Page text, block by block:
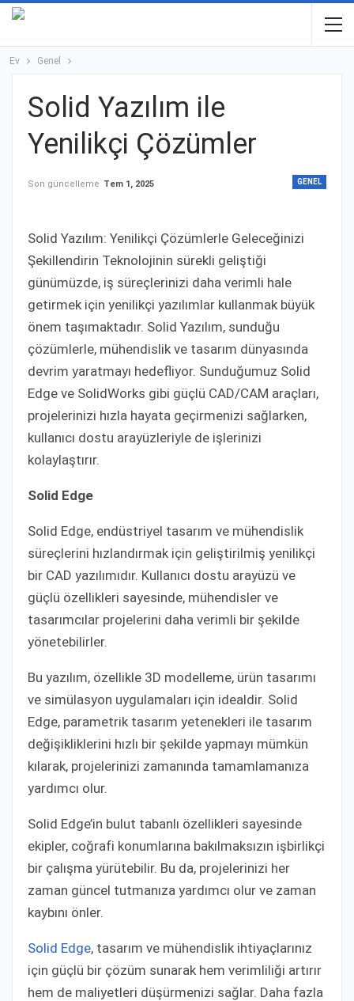
Ev Genel
Solid Yazılım ile
Yenilikçi Çözümler
GENEL
Son güncelleme Tem 1, 2025
Solid Yazılım: Yenilikçi Çözümlerle Geleceğinizi
Şekillendirin Teknolojinin sürekli geliştiği
günümüzde, iş süreçlerinizi daha verimli hale
getirmek için yenilikçi yazılımlar kullanmak büyük
önem taşımaktadır. Solid Yazılım, sunduğu
çözümlerle, mühendislik ve tasarım dünyasında
devrim yaratmayı hedefliyor. Sunduğumuz Solid
Edge ve SolidWorks gibi güçlü CAD/CAM araçları,
projelerinizi hızla hayata geçirmenizi sağlarken,
kullanıcı dostu arayüzleriyle de işlerinizi
kolaylaştırır.
Solid Edge
Solid Edge, endüstriyel tasarım ve mühendislik
süreçlerini hızlandırmak için geliştirilmiş yenilikçi
bir CAD yazılımıdır. Kullanıcı dostu arayüzü ve
güçlü özellikleri sayesinde, mühendisler ve
tasarımcılar projelerini daha verimli bir şekilde
yönetebilirler.
Bu yazılım, özellikle 3D modelleme, ürün tasarımı
ve simülasyon uygulamaları için idealdir. Solid
Edge, parametrik tasarım yetenekleri ile tasarım
değişikliklerini hızlı bir şekilde yapmayı mümkün
kılarak, projelerinizi zamanında tamamlamanıza
yardımcı olur.
Solid Edge’in bulut tabanlı özellikleri sayesinde
ekipler, coğrafi konumlarına bakılmaksızın işbirlikçi
bir çalışma yürütebilir. Bu da, projelerinizi her
zaman güncel tutmanıza yardımcı olur ve zaman
kaybını önler.
Solid Edge, tasarım ve mühendislik ihtiyaçlarınız
için güçlü bir çözüm sunarak hem verimliliği artırır
hem de maliyetleri düşürmenizi sağlar. Daha fazla